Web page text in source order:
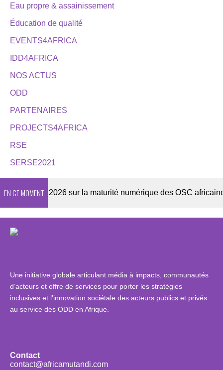
Eau propre & assainissement
Éducation de qualité
EVENTS4AFRICA
IDD4AFRICA
NOS ACTUS
ODD
PARTENAIRES
PROJECTS4AFRICA
RSE
SERSE2021
EN CE MOMENT2026 sur la maturité numérique des OSC africaines
Une initiative globale articulant média à impacts, communautés
d’acteurs et offre de services pour porter les stratégies
inclusives et l’innovation sociétale des acteurs publics et privés
au service des ODD en Afrique.
Contact
contact@africamutandi.com